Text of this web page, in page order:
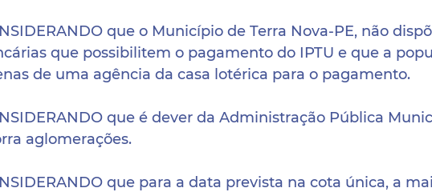
que o Município de Terra Nova-PE, não
que possibilitem o pagamento do IPTU e que a
de uma agência da casa lotérica para o pagamento.
que é dever da Administração Pública
aglomerações.
que para a data prevista na cota única, a